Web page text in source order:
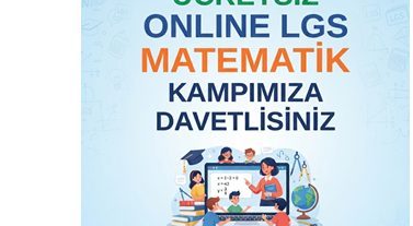
Eğitim
Kampüsü